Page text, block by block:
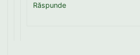
Răspunde